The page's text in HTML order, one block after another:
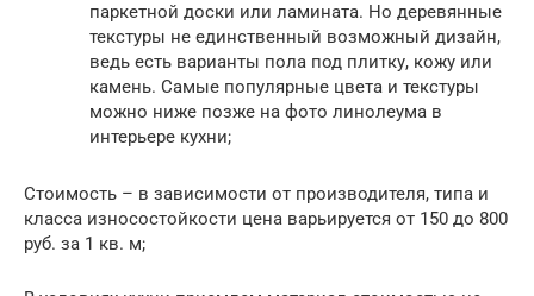
паркетной доски или ламината. Но деревянные
текстуры не единственный возможный дизайн,
ведь есть варианты пола под плитку, кожу или
камень. Самые популярные цвета и текстуры
можно ниже позже на фото линолеума в
интерьере кухни;
Стоимость – в зависимости от производителя, типа и
класса износостойкости цена варьируется от 150 до 800
руб. за 1 кв. м;